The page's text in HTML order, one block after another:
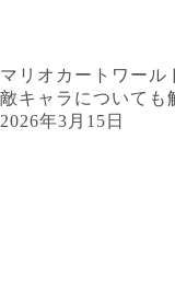
マリオカートワール
敵キャラについても
2026年3月15日